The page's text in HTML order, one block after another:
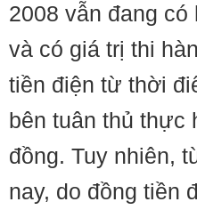
2008 vẫn đang
và có giá trị thi
tiền điện từ thời
bên tuân thủ thực
đồng. Tuy nhiên,
nay, do đồng tiền